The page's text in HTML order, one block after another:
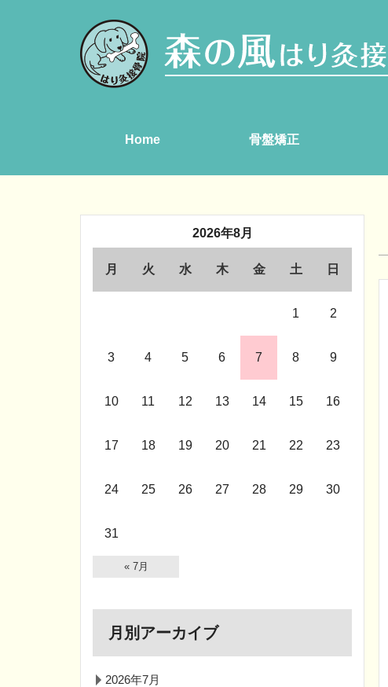
Home 骨盤矯正
2026年8月
月 火 水 木 金 土 日
1 2
3 4 5 6 7 8 9
10 11 12 13 14 15 16
17 18 19 20 21 22 23
24 25 26 27 28 29 30
31
« 7月
月別アーカイブ
2026年7月